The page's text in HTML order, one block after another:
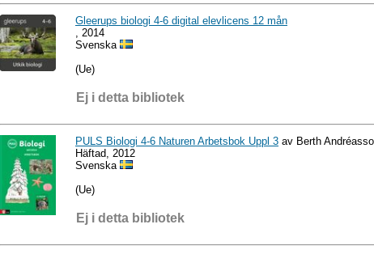
Gleerups biologi 4-6 digital elevlicens 12 mån
, 2014
Svenska
(Ue)
Ej i detta bibliotek
PULS Biologi 4-6 Naturen Arbetsbok Uppl 3 av Berth
Häftad, 2012
Svenska
(Ue)
Ej i detta bibliotek